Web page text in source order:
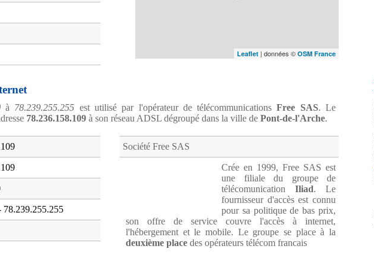
Leaflet | données © OSM France
à 78.239.255.255 est utilisé par l'opérateur de télécommunicationsFree SAS. Le
78.236.158.109 à son réseau ADSL dégroupé dans la ville de Pont-de-l'Arche.
78.239.255.255
Société Free SAS
Crée en 1999, Free SAS est
une filiale du groupe de
télécomunication Iliad. Le
fournisseur d'accès est connu
pour sa politique de bas prix,
son offre de service couvre l'accès à internet,
l'hébergement et le mobile. Le groupe se place à la
deuxième place des opérateurs télécom francais